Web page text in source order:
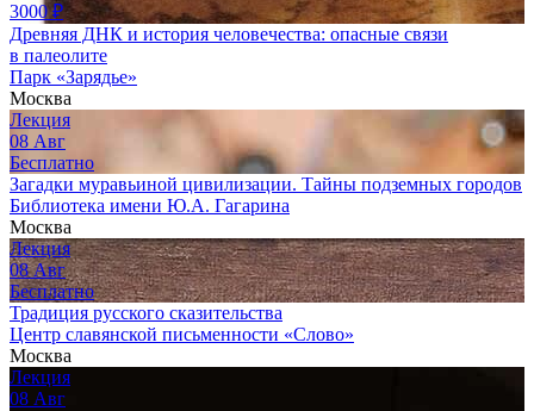
3000₽
Древняя ДНК и история человечества: опасные связи
в палеолите
Парк «Зарядье»
Москва
Лекция
08 Авг
Бесплатно
Загадки муравьиной цивилизации. Тайны подземных городов
Библиотека имени Ю.А. Гагарина
Москва
Лекция
08 Авг
Бесплатно
Традиция русского сказительства
Центр славянской письменности «Слово»
Москва
Лекция
08 Авг